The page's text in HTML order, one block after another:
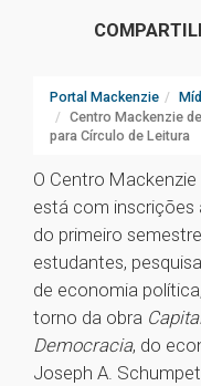
Portal Mackenzie
Centro Mackenzie
para Círculo de Leitura
O Centro
está com inscrições
do primeiro
estudantes,
de economia
torno da obra
Democracia, do
Joseph A.